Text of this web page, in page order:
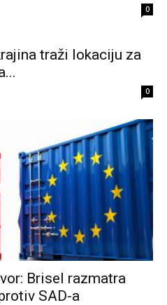
0
traži lokaciju za
0
Brisel razmatra
SAD-a